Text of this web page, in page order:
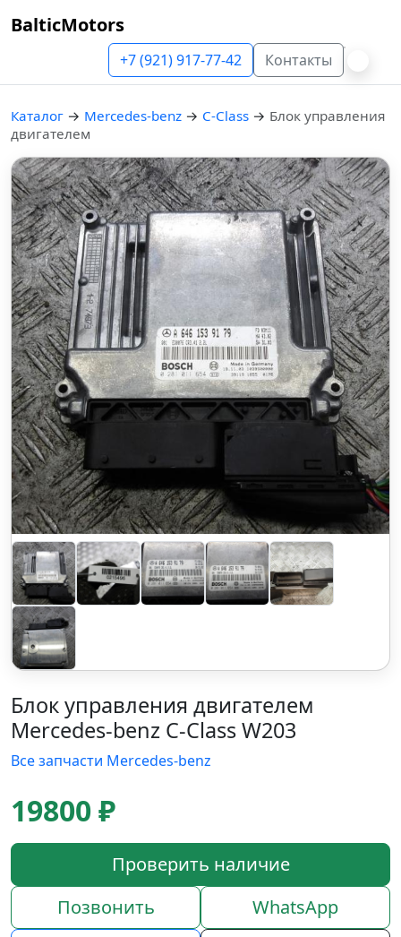
BalticMotors
+7 (921) 917-77-42 Контакты
Каталог → Mercedes-benz → C-Class → Блок управления
двигателем
Блок управления двигателем
Mercedes-benz C-Class W203
Все запчасти Mercedes-benz
19800 ₽
Проверить наличие
Позвонить
WhatsApp